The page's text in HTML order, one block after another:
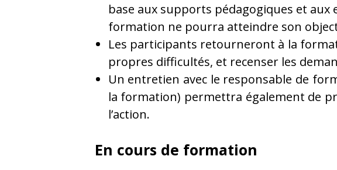
base aux supports pédagogiques et aux
formation ne pourra atteindre son
Les participants retourneront à la
propres difficultés, et recenser les
Un entretien avec le responsable de
la formation) permettra également de
l’action.
En cours de formation